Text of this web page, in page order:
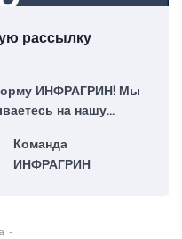
рассылку
ИНФРАГРИН! Мы
на нашу
Команда
ИНФРАГРИН
-